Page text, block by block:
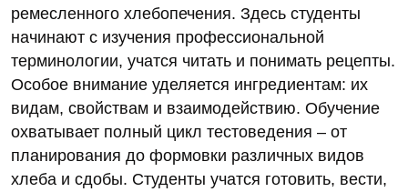
ремесленного хлебопечения. Здесь студенты
начинают с изучения профессиональной
терминологии, учатся читать и понимать рецепты.
Особое внимание уделяется ингредиентам: их
видам, свойствам и взаимодействию. Обучение
охватывает полный цикл тестоведения – от
планирования до формовки различных видов
хлеба и сдобы. Студенты учатся готовить, вести,